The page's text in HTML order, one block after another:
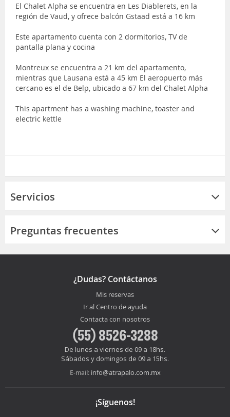
El Chalet Alpha se encuentra en Les Diablerets, en la
región de Vaud, y ofrece balcón Gstaad está a 16 km
Este apartamento cuenta con 2 dormitorios, TV de
pantalla plana y cocina
Montreux se encuentra a 21 km del apartamento,
mientras que Lausana está a 45 km El aeropuerto más
cercano es el de Belp, ubicado a 67 km del Chalet Alpha
This apartment has a washing machine, toaster and
electric kettle
Servicios
Preguntas frecuentes
¿Dudas? Contáctanos
Mis reservas
Ir al Centro de ayuda
Contacta con nosotros
(55) 8526-3288
De lunes a viernes de 09 a 18hs.
Sábados y domingos de 09 a 15hs.
E-mail: info@atrapalo.com.mx
¡Síguenos!